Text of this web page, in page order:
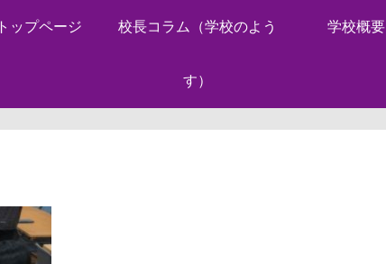
トップページ 校長コラム（学校のよう
す）
学校概要